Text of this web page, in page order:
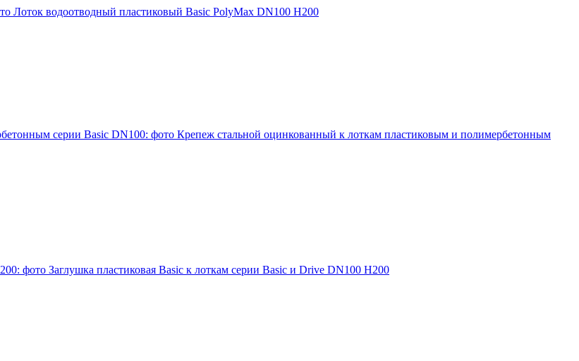
Лоток водоотводный пластиковый Basic PolyMax DN100 H200
Крепеж стальной оцинкованный к лоткам пластиковым и полимербетонным
Заглушка пластиковая Basic к лоткам серии Basic и Drive DN100 H200